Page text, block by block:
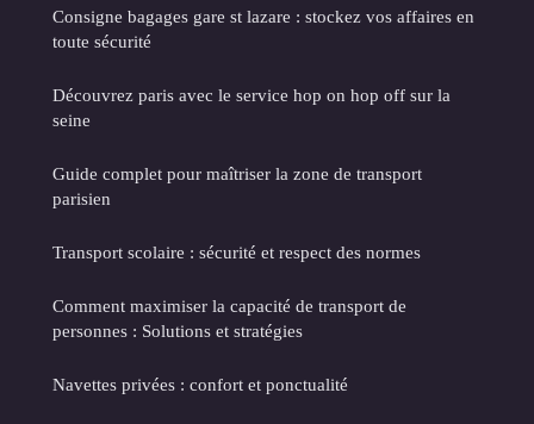
Consigne bagages gare st lazare : stockez vos affaires en
toute sécurité
Découvrez paris avec le service hop on hop off sur la
seine
Guide complet pour maîtriser la zone de transport
parisien
Transport scolaire : sécurité et respect des normes
Comment maximiser la capacité de transport de
personnes : Solutions et stratégies
Navettes privées : confort et ponctualité